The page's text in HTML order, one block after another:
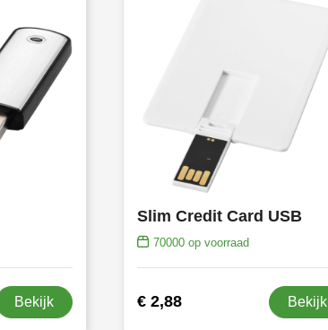
Bekijk
Slim Credit Card USB
70000 op voorraad
€ 2,88 Bekijk